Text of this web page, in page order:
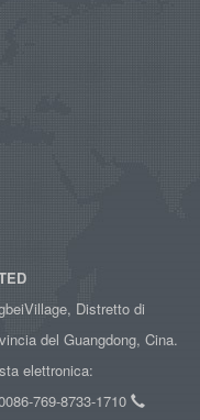
Distretto di
del Guangdong, Cina.
elettronica:
769-8733-1710